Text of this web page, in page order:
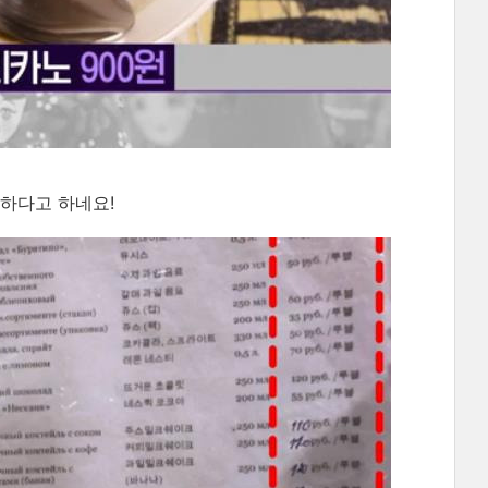
다고 하네요!